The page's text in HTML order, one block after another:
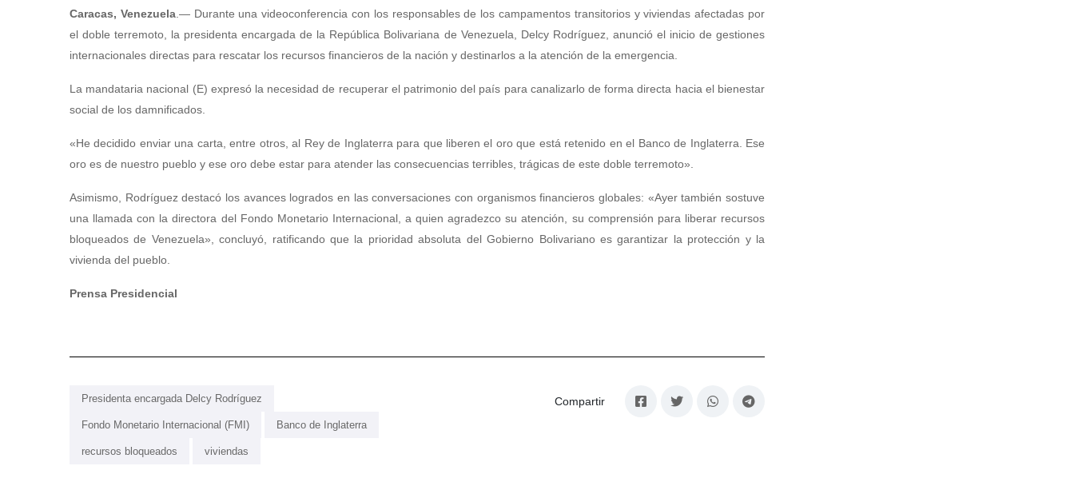
Caracas, Venezuela.— Durante una videoconferencia con los responsables de los campamentos transitorios y viviendas afectadas por
el doble terremoto, la presidenta encargada de la República Bolivariana de Venezuela, Delcy Rodríguez, anunció el inicio de gestiones
internacionales directas para rescatar los recursos financieros de la nación y destinarlos a la atención de la emergencia.
La mandataria nacional (E) expresó la necesidad de recuperar el patrimonio del país para canalizarlo de forma directa hacia el bienestar
social de los damnificados.
«He decidido enviar una carta, entre otros, al Rey de Inglaterra para que liberen el oro que está retenido en el Banco de Inglaterra. Ese
oro es de nuestro pueblo y ese oro debe estar para atender las consecuencias terribles, trágicas de este doble terremoto».
Asimismo, Rodríguez destacó los avances logrados en las conversaciones con organismos financieros globales: «Ayer también sostuve
una llamada con la directora del Fondo Monetario Internacional, a quien agradezco su atención, su comprensión para liberar recursos
bloqueados de Venezuela», concluyó, ratificando que la prioridad absoluta del Gobierno Bolivariano es garantizar la protección y la
vivienda del pueblo.
Prensa Presidencial
Presidenta encargada Delcy Rodríguez
Fondo Monetario Internacional (FMI) Banco de Inglaterra
recursos bloqueados viviendas
Compartir